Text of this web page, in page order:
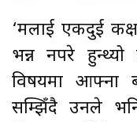
‘मलाई एकदुई
भन्न नपरे हुन्थ्यो
विषयमा आफ्ना
सम्झिँदै उनले